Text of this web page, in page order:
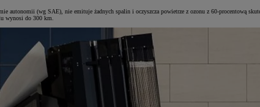
autonomii (wg SAE), nie emituje żadnych spalin i oczyszcza powietrze z ozonu z 60-procentową
wynosi do 300 km.